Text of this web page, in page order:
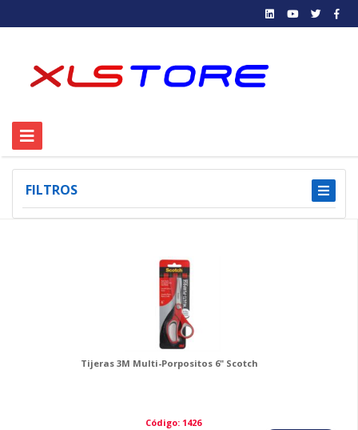
FILTROS
Tijeras 3M Multi-Porpositos 6" Scotch
Código: 1426